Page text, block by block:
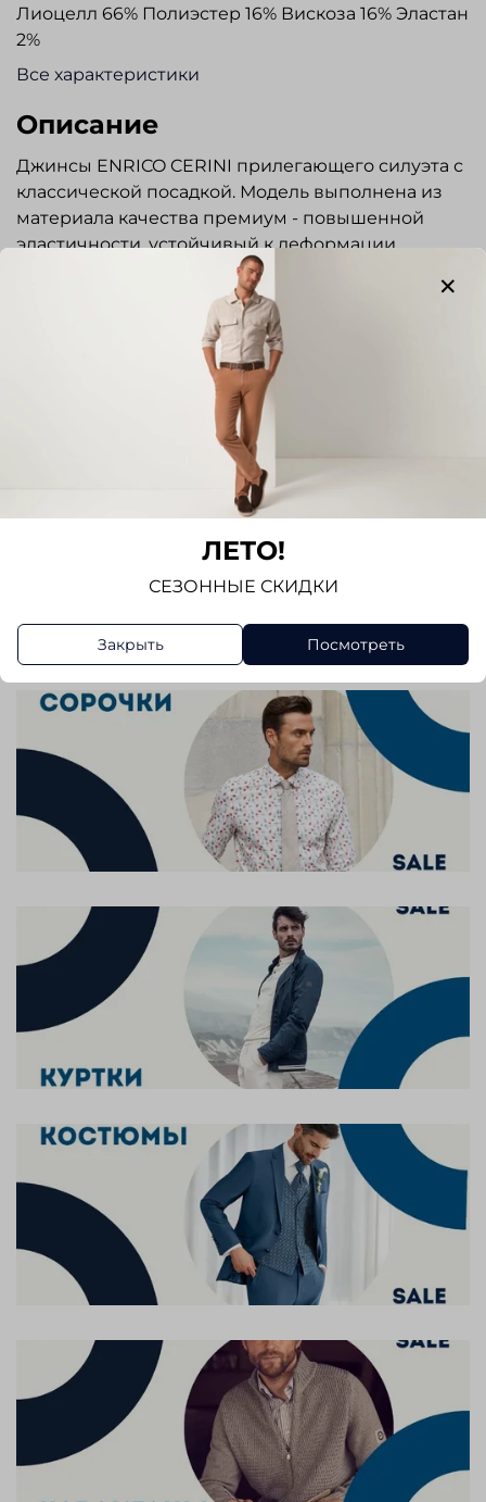
Лиоцелл 66% Полиэстер 16% Вискоза 16% Эластан
2%
Все характеристики
Описание
Джинсы ENRICO CERINI прилегающего силуэта с
классической посадкой. Модель выполнена из
материала качества премиум - повышенной
эластичности, устойчивый к деформации.
Гульфик на молнии, пояс застегивается на
пуговицу. Три кармана спереди и два накладных
сзади. Швы обработаны строчкой в тон изделия.
Эксклюзивная фурнитура. Джинсы прекрасно
сочетаются с сорочками и трикотажем.
Отличный вариант для повседневной носки,
прогулок и путешествий.
Отзывов еще никто не оставлял
Написать отзыв
ЛЕТО!
СЕЗОННЫЕ СКИДКИ
Закрыть Посмотреть